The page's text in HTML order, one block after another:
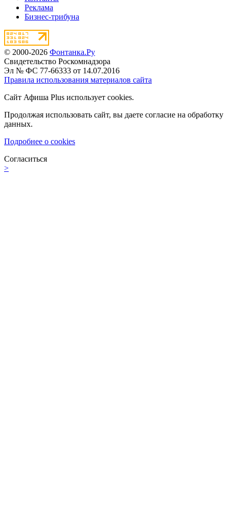
Реклама
Бизнес-трибуна
© 2000-2026 Фонтанка.Ру
Свидетельство Роскомнадзора
Эл № ФС 77-66333 от 14.07.2016
Правила использования материалов сайта
Сайт Афиша Plus использует cookies.
Продолжая использовать сайт, вы даете согласие на обработку
данных.
Подробнее о cookies
Согласиться
>